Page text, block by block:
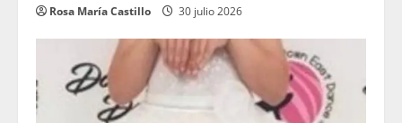
Rosa María Castillo 30 julio 2026